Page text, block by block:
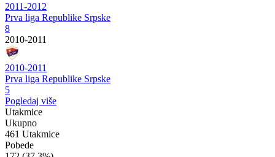
2011-2012
Prva liga Republike Srpske
8
2010-2011
2010-2011
Prva liga Republike Srpske
5
Pogledaj više
Utakmice
Ukupno
461 Utakmice
Pobede